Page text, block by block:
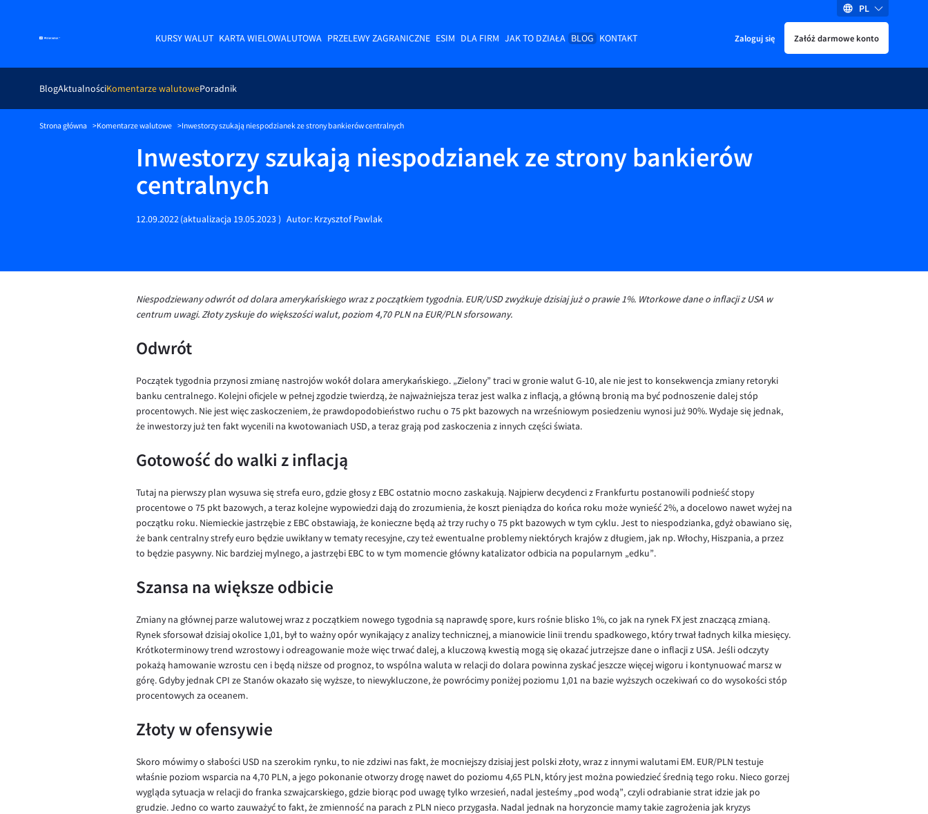
KURSY WALUT KARTA WIELOWALUTOWA PRZELEWY ZAGRANICZNE ESIM DLA FIRM JAK TO DZIAŁA BLOG
BlogAktualnościKomentarze walutowePoradnik
KONTAKT Zaloguj się Załóż darmowe konto
PL
Strona główna Komentarze walutowe Inwestorzy szukają niespodzianek ze strony bankierów centralnych
Inwestorzy szukają niespodzianek ze strony bankierów
centralnych
12.09.2022(aktualizacja 19.05.2023) Autor: Krzysztof Pawlak
Niespodziewany odwrót od dolara amerykańskiego wraz z początkiem tygodnia. EUR/USD zwyżkuje dzisiaj już o prawie 1%. Wtorkowe dane o inflacji z USA w
centrum uwagi. Złoty zyskuje do większości walut, poziom 4,70 PLN na EUR/PLN sforsowany.
Odwrót
Początek tygodnia przynosi zmianę nastrojów wokół dolara amerykańskiego. „Zielony” traci w gronie walut G-10, ale nie jest to konsekwencja zmiany retoryki
banku centralnego. Kolejni oficjele w pełnej zgodzie twierdzą, że najważniejsza teraz jest walka z inflacją, a główną bronią ma być podnoszenie dalej stóp
procentowych. Nie jest więc zaskoczeniem, że prawdopodobieństwo ruchu o 75 pkt bazowych na wrześniowym posiedzeniu wynosi już 90%. Wydaje się jednak,
że inwestorzy już ten fakt wycenili na kwotowaniach USD, a teraz grają pod zaskoczenia z innych części świata.
Gotowość do walki z inflacją
Tutaj na pierwszy plan wysuwa się strefa euro, gdzie głosy z EBC ostatnio mocno zaskakują. Najpierw decydenci z Frankfurtu postanowili podnieść stopy
procentowe o 75 pkt bazowych, a teraz kolejne wypowiedzi dają do zrozumienia, że koszt pieniądza do końca roku może wynieść 2%, a docelowo nawet wyżej na
początku roku. Niemieckie jastrzębie z EBC obstawiają, że konieczne będą aż trzy ruchy o 75 pkt bazowych w tym cyklu. Jest to niespodzianka, gdyż obawiano się,
że bank centralny strefy euro będzie uwikłany w tematy recesyjne, czy też ewentualne problemy niektórych krajów z długiem, jak np. Włochy, Hiszpania, a przez
to będzie pasywny. Nic bardziej mylnego, a jastrzębi EBC to w tym momencie główny katalizator odbicia na popularnym „edku”.
Szansa na większe odbicie
Zmiany na głównej parze walutowej wraz z początkiem nowego tygodnia są naprawdę spore, kurs rośnie blisko 1%, co jak na rynek FX jest znaczącą zmianą.
Rynek sforsował dzisiaj okolice 1,01, był to ważny opór wynikający z analizy technicznej, a mianowicie linii trendu spadkowego, który trwał ładnych kilka miesięcy.
Krótkoterminowy trend wzrostowy i odreagowanie może więc trwać dalej, a kluczową kwestią mogą się okazać jutrzejsze dane o inflacji z USA. Jeśli odczyty
pokażą hamowanie wzrostu cen i będą niższe od prognoz, to wspólna waluta w relacji do dolara powinna zyskać jeszcze więcej wigoru i kontynuować marsz w
górę. Gdyby jednak CPI ze Stanów okazało się wyższe, to niewykluczone, że powrócimy poniżej poziomu 1,01 na bazie wyższych oczekiwań co do wysokości stóp
procentowych za oceanem.
Złoty w ofensywie
Skoro mówimy o słabości USD na szerokim rynku, to nie zdziwi nas fakt, że mocniejszy dzisiaj jest polski złoty, wraz z innymi walutami EM. EUR/PLN testuje
właśnie poziom wsparcia na 4,70 PLN, a jego pokonanie otworzy drogę nawet do poziomu 4,65 PLN, który jest można powiedzieć średnią tego roku. Nieco gorzej
wygląda sytuacja w relacji do franka szwajcarskiego, gdzie biorąc pod uwagę tylko wrzesień, nadal jesteśmy „pod wodą”, czyli odrabianie strat idzie jak po
grudzie. Jedno co warto zauważyć to fakt, że zmienność na parach z PLN nieco przygasła. Nadal jednak na horyzoncie mamy takie zagrożenia jak kryzys